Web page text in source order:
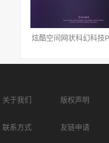
炫酷空间网状科幻科技
关于我们 版权声明
联系方式 友链申请